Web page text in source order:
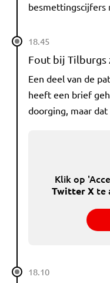
besmettingscijfers
18.45
Fout bij Tilburgs
Een deel van de
heeft een brief
doorging, maar
Klik op
Twitter X te
18.10